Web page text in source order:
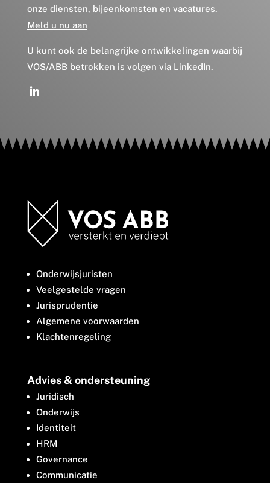
onze diensten, bijeenkomsten en vacatures.
Meld u nu aan
U kunt ook de belangrijke ontwikkelingen waarbij
VOS/ABB betrokken is volgen via LinkedIn.
Onderwijsjuristen
Veelgestelde vragen
Jurisprudentie
Algemene voorwaarden
Klachtenregeling
Advies & ondersteuning
Juridisch
Onderwijs
Identiteit
HRM
Governance
Communicatie